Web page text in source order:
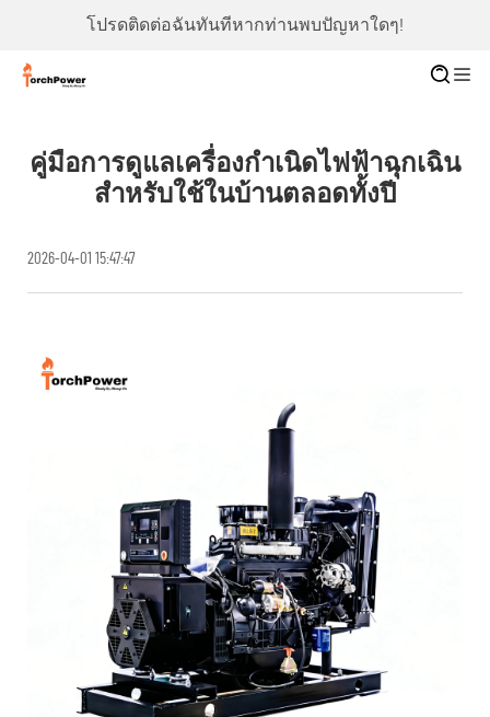
โปรดติดต่อฉันทันทีหากท่านพบปัญหาใดๆ!
คู่มือการดูแลเครื่องกำเนิดไฟฟ้าฉุกเฉิน
สำหรับใช้ในบ้านตลอดทั้งปี
2026-04-01 15:47:47